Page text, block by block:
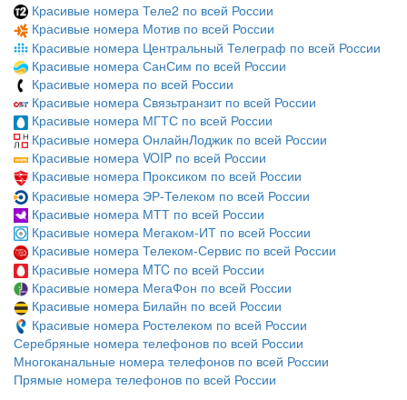
Красивые номера Теле2 по всей России
Красивые номера Мотив по всей России
Красивые номера Центральный Телеграф по всей России
Красивые номера СанСим по всей России
Красивые номера по всей России
Красивые номера Связьтранзит по всей России
Красивые номера МГТС по всей России
Красивые номера ОнлайнЛоджик по всей России
Красивые номера VOIP по всей России
Красивые номера Проксиком по всей России
Красивые номера ЭР-Телеком по всей России
Красивые номера МТТ по всей России
Красивые номера Мегаком-ИТ по всей России
Красивые номера Телеком-Сервис по всей России
Красивые номера MTC по всей России
Красивые номера МегаФон по всей России
Красивые номера Билайн по всей России
Красивые номера Ростелеком по всей России
Серебряные номера телефонов по всей России
Многоканальные номера телефонов по всей России
Прямые номера телефонов по всей России